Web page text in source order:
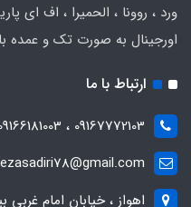
ورد ، روونا ، الحمیرا ، اف ای
اورجینال به صورت تک و عمده
ارتباط با ما
09167772103 ، 09166181003
اهواز ، خیابان امام